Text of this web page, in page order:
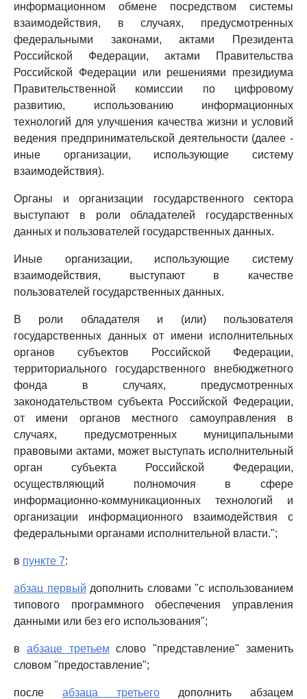
информационном обмене посредством системы
взаимодействия, в случаях, предусмотренных
федеральными законами, актами Президента
Российской Федерации, актами Правительства
Российской Федерации или решениями президиума
Правительственной комиссии по цифровому
развитию, использованию информационных
технологий для улучшения качества жизни и условий
ведения предпринимательской деятельности (далее -
иные организации, использующие систему
взаимодействия).
Органы и организации государственного сектора
выступают в роли обладателей государственных
данных и пользователей государственных данных.
Иные организации, использующие систему
взаимодействия, выступают в качестве
пользователей государственных данных.
В роли обладателя и (или) пользователя
государственных данных от имени исполнительных
органов субъектов Российской Федерации,
территориального государственного внебюджетного
фонда в случаях, предусмотренных
законодательством субъекта Российской Федерации,
от имени органов местного самоуправления в
случаях, предусмотренных муниципальными
правовыми актами, может выступать исполнительный
орган субъекта Российской Федерации,
осуществляющий полномочия в сфере
информационно-коммуникационных технологий и
организации информационного взаимодействия с
федеральными органами исполнительной власти.";
в пункте 7:
абзац первый дополнить словами "с использованием
типового программного обеспечения управления
данными или без его использования";
в абзаце третьем слово "представление" заменить
словом "предоставление";
после абзаца третьего дополнить абзацем